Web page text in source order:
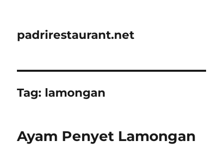
padrirestaurant.net
Tag: lamongan
Ayam Penyet Lamongan